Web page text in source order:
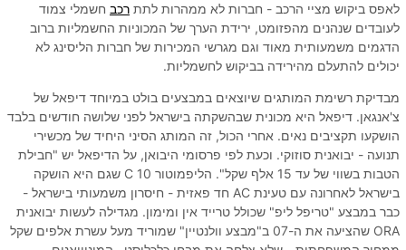
לאפס ביקוש מציי הרכב - חברות לא ממהרות לתת רכב חשמלי צמוד
לעובדים שנהנים מהפזומט, ירידת הערך של המכוניות החשמליות ברוב
הדגמים משמעותית מאוד וגם מגרשי המכירות של חברות הליסינג לא
יכולים להתעלם מהירידה בביקוש לחשמליות.
מבדיקת רשימת המותגים שיוצאים במבצעים בולט במיוחד דיפאל של
צ'אנגאן. דיפאל היא מכונית שבהשקתה בישראל לפני שלושה חודשים בלבד
הושקעו תקציבים נאים. אחרי הכול, זה המותג הסיני היחיד של מכשירי
תנועה - יבואנית סוזוקי. וכעת לפי פרסומי היבואן, על הדיפאל יש "חבילת
הטבות בשווי של עד 15 אלף שקל". הליפמוטור 10 C שגם היא הושקה
בישראל לאחרונה עם טעינת AC חד פאזית - חיסרון משמעותי בישראל -
כבר במבצע "טריפל ליפ" שכולל טרייד אין ומימון. מגדילה לעשות יבואנית
ORA שהציעה את ה-07 ב"מבצע וולנטיין" שמוריד מעל עשרת אלפים שקל